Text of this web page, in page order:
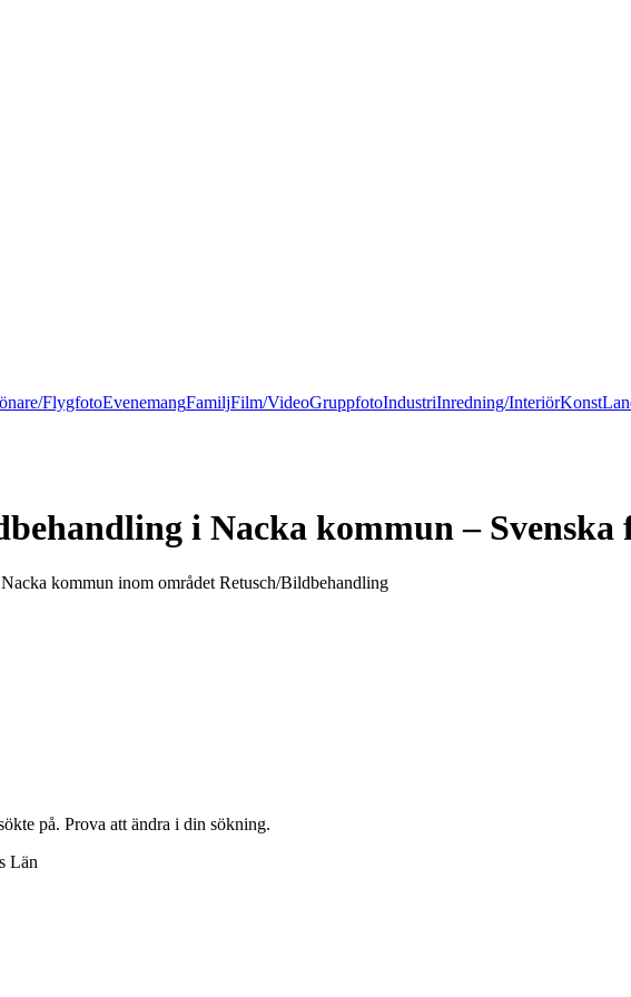
FlygfotoEvenemangFamiljFilm/VideoGruppfotoIndustriInredning/InteriörKonst
i Nacka kommun–
kommun inom området Retusch/Bildbehandling
på. Prova att ändra i din sökning.
Län